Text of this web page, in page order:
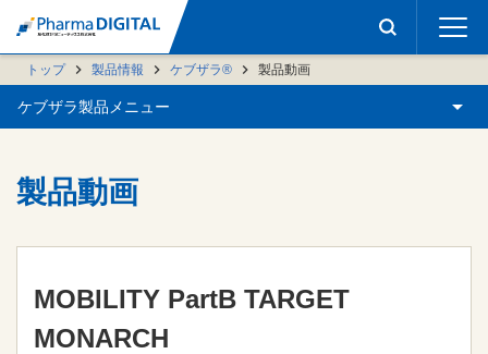
トップ 製品情報 ケブザラ® 製品動画
ケブザラ製品メニュー
製品動画
MOBILITY PartB TARGET
MONARCH